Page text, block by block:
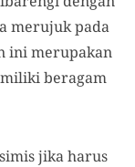
merujuk pada
ini merupakan
beragam
jika harus